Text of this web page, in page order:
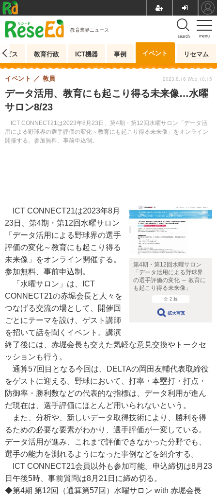
menu
search
教育業界ニュース
ビス 教育行政 ICT機器 事例 イベント リセマム
データ活用、教育にも起こり得る未来像…水曜
サロン8/23
ICT CONNECT21は2023年8月23日、第4期・第12回水曜サロン「データ活
用による野球界の選手評価の変化～教育にも起こり得る未来像」をオンライン
開催する。参加無料、事前申込制。
イベント 教員 2023.8.16 Wed 10:15
第4期・第12回水曜サロン
「データ活用による野球界
の選手評価の変化 ～ 教育に
も起こり得る未来像」
全 2 枚
拡大写真
ICT CONNECT21は2023年8月
23日、第4期・第12回水曜サロン
「データ活用による野球界の選手
評価の変化～教育にも起こり得る
未来像」をオンライン開催する。
参加無料、事前申込制。
「水曜サロン」は、ICT
CONNECT21の赤堀会長と人々を
つなげる交流の場として、開催回
ごとにテーマを設け、ゲスト講師
を招いて話を聞くイベント。講演
終了後には、赤堀会長も交えた気軽な意見交換やトークセ
ッションも行う。
通算57回目となる今回は、DELTAの岡田友輔代表取締役
をゲストに迎える。野球において、打率・本塁打・打点・
防御率・勝利数などの代表的な指標は、データ利用が進ん
だ現在は、選手評価にほとんど用いられないという。
また、分析や、新しいデータ取得技術により、勝利を得
るための必要な要素がわかり、選手評価が一変している。
データ活用が進み、これまで評価できなかった分野でも、
選手の能力を測れるようになった事例などを紹介する。
ICT CONNECT21会員以外も参加可能。申込締切は8月23
日午後5時、事前質問は8月21日に締め切る。
◆第4期 第12回（通算第57回）水曜サロン with 赤堀会長